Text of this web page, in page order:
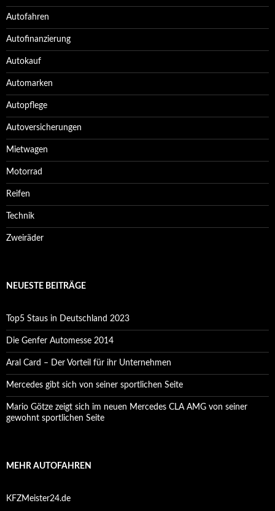
Autofahren
Autofinanzierung
Autokauf
Automarken
Autopflege
Autoversicherungen
Mietwagen
Motorrad
Reifen
Technik
Zweiräder
NEUESTE BEITRÄGE
Top5 Staus in Deutschland 2023
Die Genfer Automesse 2014
Aral Card – Der Vorteil für ihr Unternehmen
Mercedes gibt sich von seiner sportlichen Seite
Mario Götze zeigt sich im neuen Mercedes CLA AMG von seiner
gewohnt sportlichen Seite
MEHR AUTOFAHREN
KFZMeister24.de